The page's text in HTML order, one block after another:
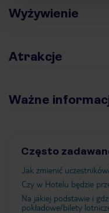
Wyżywienie
Atrakcje
Ważne
Często
Jak zmienić
Czy w Hotelu będzie
Na jakiej podstawie i
pokładowe/bilety